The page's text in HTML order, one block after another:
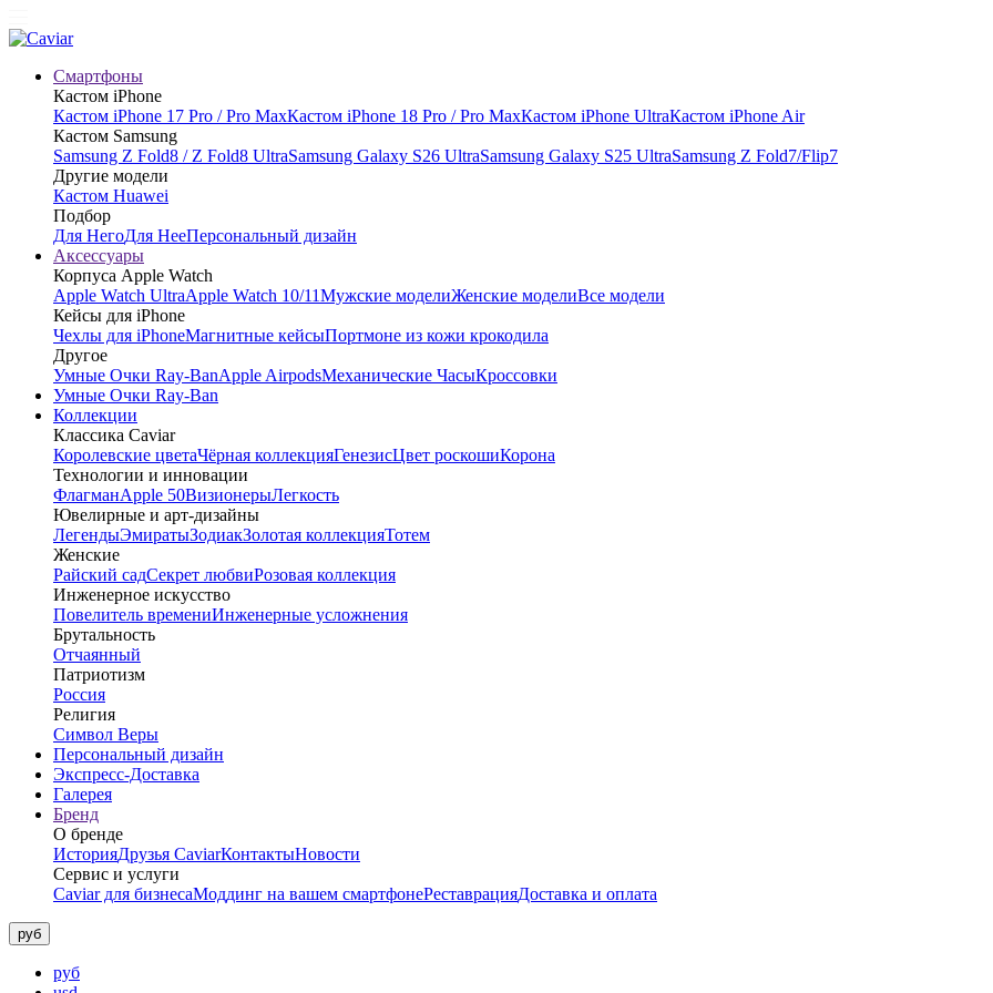
Смартфоны
Кастом iPhone
Кастом iPhone 17 Pro / Pro MaxКастом iPhone 18 Pro / Pro MaxКастом iPhone UltraКастом iPhone Air
Кастом Samsung
Samsung Z Fold8 / Z Fold8 UltraSamsung Galaxy S26 UltraSamsung Galaxy S25 UltraSamsung Z Fold7/Flip7
Другие модели
Кастом Huawei
Подбор
Для НегоДля НееПерсональный дизайн
Аксессуары
Корпуса Apple Watch
Apple Watch UltraApple Watch 10/11Мужские моделиЖенские моделиВсе модели
Кейсы для iPhone
Чехлы для iPhoneМагнитные кейсыПортмоне из кожи крокодила
Другое
Умные Очки Ray-BanApple AirpodsМеханические ЧасыКроссовки
Умные Очки Ray-Ban
Коллекции
Классика Caviar
Королевские цветаЧёрная коллекцияГенезисЦвет роскошиКорона
Технологии и инновации
ФлагманApple 50ВизионерыЛегкость
Ювелирные и арт-дизайны
ЛегендыЭмиратыЗодиакЗолотая коллекцияТотем
Женские
Райский садСекрет любвиРозовая коллекция
Инженерное искусство
Повелитель времениИнженерные усложнения
Брутальность
Отчаянный
Патриотизм
Россия
Религия
Символ Веры
Персональный дизайн
Экспресс-Доставка
Галерея
Бренд
О бренде
ИсторияДрузья CaviarКонтактыНовости
Сервис и услуги
Caviar для бизнесаМоддинг на вашем смартфонеРеставрацияДоставка и оплата
руб
руб